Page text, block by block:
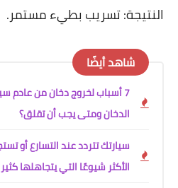
النتيجة: تسريب بطيء مستمر.
شاهد أيضًا
7 أسباب لخروج دخان من عادم
الدخان ومتى يجب أن تقلق؟
سيارتك تتردد عند التسارع أو
الأكثر شيوعًا التي يتجاهلها